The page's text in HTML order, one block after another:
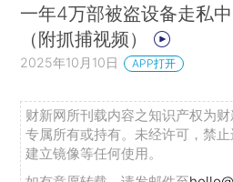
一年4万部被盗设备走私
（附抓捕视频）
2025年10月10日 APP打开
财新网所刊载内容之知识产权为
专属所有或持有。未经许可，禁
建立镜像等任何使用。